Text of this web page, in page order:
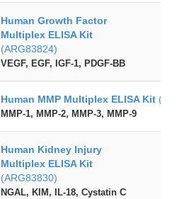
Human Growth Factor
Multiplex ELISA Kit
(ARG83824)
VEGF, EGF, IGF-1, PDGF-BB
Human MMP Multiplex ELISA Kit
MMP-1, MMP-2, MMP-3, MMP-9
Human Kidney Injury
Multiplex ELISA Kit
(ARG83830)
NGAL, KIM, IL-18, Cystatin C